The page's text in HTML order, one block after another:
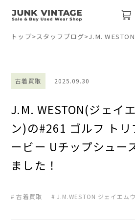
トップ>スタッフブログ>J.M.
古着買取 2025.09.30
J.M. WESTON(ジェイ
ン)の#261 ゴルフ ト
ービー Uチップシュー
ました！
古着買取 J.M.WESTON ジェイエム